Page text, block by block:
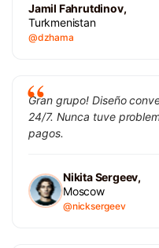
Jamil Fahrutdinov,
Turkmenistan
@dzhama
Gran grupo! Diseño
24/7. Nunca tuve
pagos.
Nikita Sergeev,
Moscow
@nicksergeev